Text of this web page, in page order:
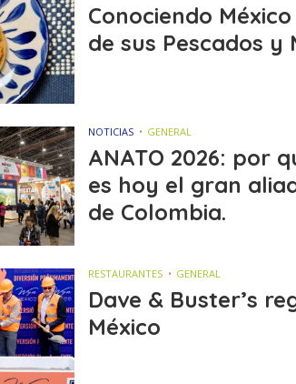
Conociendo
de sus Pescados y
NOTICIAS GENERAL
ANATO 2026: por
es hoy el gran
de Colombia.
RESTAURANTES GENERAL
Dave & Buster’s
México